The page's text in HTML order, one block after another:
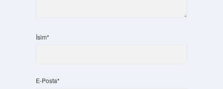
İsim*
E-Posta*